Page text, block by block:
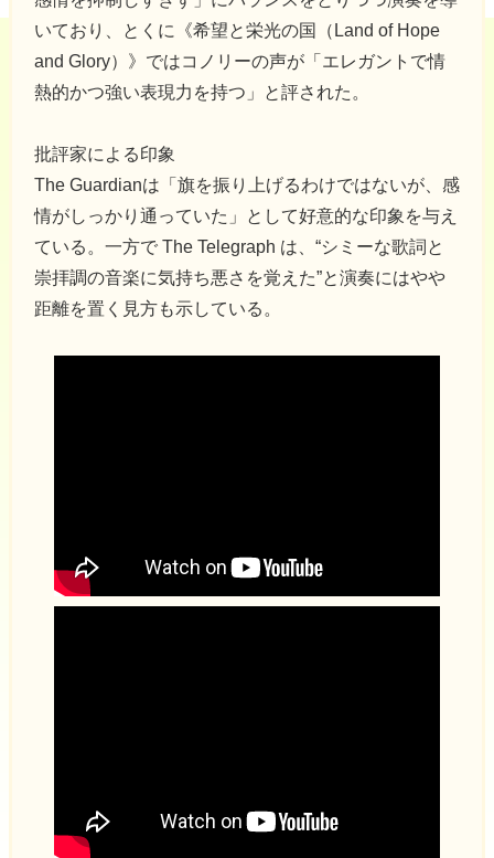
いており、とくに《希望と栄光の国（Land of Hope
and Glory）》ではコノリーの声が「エレガントで情
熱的かつ強い表現力を持つ」と評された。
批評家による印象
The Guardianは「旗を振り上げるわけではないが、感
情がしっかり通っていた」として好意的な印象を与え
ている。一方で The Telegraph は、“シミーな歌詞と
崇拝調の音楽に気持ち悪さを覚えた”と演奏にはやや
距離を置く見方も示している。